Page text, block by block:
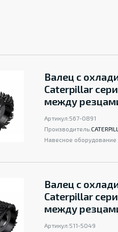
Валец с
Caterpillar
между
Артикул:567-0891
Производитель:
Навесное
Валец с
Caterpillar
между
Артикул:511-5049